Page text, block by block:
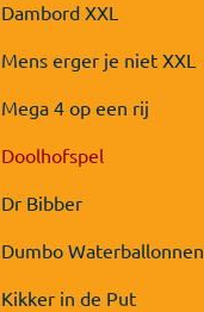
Dambord XXL
Mens erger je niet XXL
Mega 4 op een rij
Doolhofspel
Dr Bibber
Dumbo Waterballonnen
Kikker in de Put